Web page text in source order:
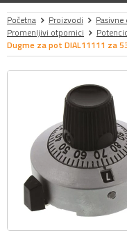
Početna Proizvodi
Promenljivi otpornici
Dugme za pot DIAL11111 za